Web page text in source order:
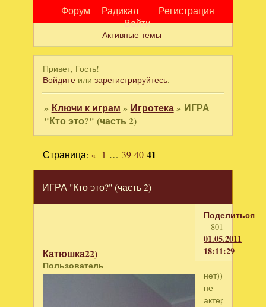
Форум Радикал
Регистрация
Войти
Активные темы
Привет, Гость!
Войдите илизарегистрируйтесь.
» Ключи к играм » Игротека» ИГРА
"Кто это?" (часть 2)
ИГРА "Кто это?" (часть 2)
Страница: « 1 … 39 40 41
Поделиться
801
01.05.2011
18:11:29
Катюшка22)
Пользователь
нет)))))
не
актер))))))